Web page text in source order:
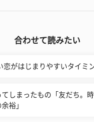
合わせて読みたい
恋がはじまりやすいタイミ
しまったもの「友だち。
裕」